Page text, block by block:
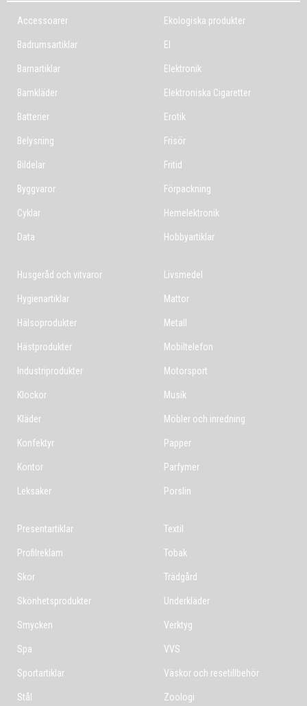
Accessoarer
Badrumsartiklar
Barnartiklar
Barnkläder
Batterier
Belysning
Bildelar
Byggvaror
Cyklar
Data
Ekologiska produkter
El
Elektronik
Elektroniska Cigaretter
Erotik
Frisör
Fritid
Förpackning
Hemelektronik
Hobbyartiklar
Husgeråd och vitvaror
Hygienartiklar
Hälsoprodukter
Hästprodukter
Industriprodukter
Klockor
Kläder
Konfektyr
Kontor
Leksaker
Livsmedel
Mattor
Metall
Mobiltelefon
Motorsport
Musik
Möbler och inredning
Papper
Parfymer
Porslin
Presentartiklar
Profilreklam
Skor
Skönhetsprodukter
Smycken
Spa
Sportartiklar
Stål
Textil
Tobak
Trädgård
Underkläder
Verktyg
VVS
Väskor och resetillbehör
Zoologi